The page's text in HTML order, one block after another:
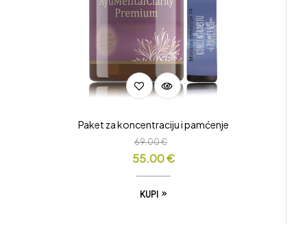
Paket za koncentraciju i pamćenje
69.00€
55.00€
KUPI